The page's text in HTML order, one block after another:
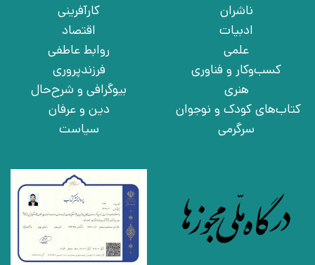
ناشران
ادبیات
علمی
کسب‌وکار و فناوری
هنری
کتاب‌های کودک و نوجوان
سرگرمی
کارآفرینی
اقتصاد
روابط عاطفی
فرزندپروری
بیوگرافی و شرح‌حال
دین و عرفان
سیاست